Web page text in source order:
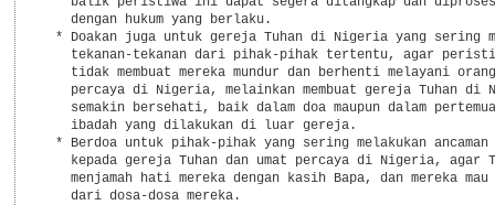
    dengan hukum yang berlaku.
* Doakan juga untuk gereja Tuhan di Nigeria yang sering
tekanan-tekanan dari pihak-pihak tertentu, agar
tidak membuat mereka mundur dan berhenti melayani
percaya di Nigeria, melainkan membuat gereja Tuhan di
semakin bersehati, baik dalam doa maupun dalam
    ibadah yang dilakukan di luar gereja.
* Berdoa untuk pihak-pihak yang sering melakukan ancaman
kepada gereja Tuhan dan umat percaya di Nigeria, agar
menjamah hati mereka dengan kasih Bapa, dan mereka mau
    dari dosa-dosa mereka.